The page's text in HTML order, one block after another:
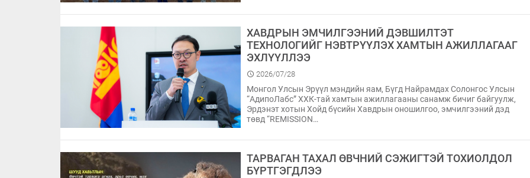
ХАВДРЫН ЭМЧИЛГЭЭНИЙ ДЭВШИЛТЭТ
ТЕХНОЛОГИЙГ НЭВТРҮҮЛЭХ ХАМТЫН АЖИЛЛАГААГ
ЭХЛҮҮЛЛЭЭ
2026/07/28
Монгол Улсын Эрүүл мэндийн яам, Бүгд Найрамдах Солонгос Улсын
“АдипоЛабс” ХХК-тай хамтын ажиллагааны санамж бичиг байгуулж,
Эрдэнэт хотын Хойд бүсийн Хавдрын оношилгоо, эмчилгээний дэд
төвд “REMISSION…
ТАРВАГАН ТАХАЛ ӨВЧНИЙ СЭЖИГТЭЙ ТОХИОЛДОЛ
БҮРТГЭГДЛЭЭ